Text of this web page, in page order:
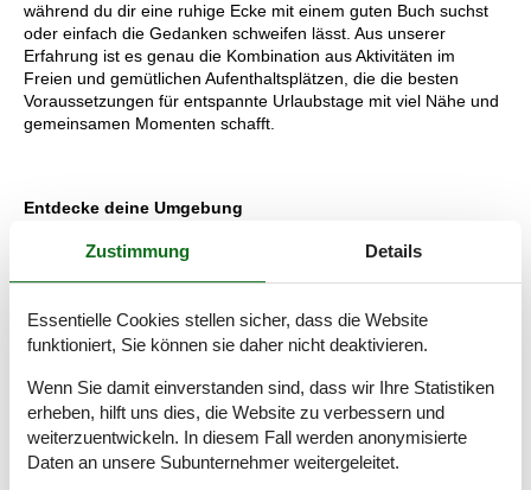
während du dir eine ruhige Ecke mit einem guten Buch suchst
oder einfach die Gedanken schweifen lässt. Aus unserer
Erfahrung ist es genau die Kombination aus Aktivitäten im
Freien und gemütlichen Aufenthaltsplätzen, die die besten
Voraussetzungen für entspannte Urlaubstage mit viel Nähe und
gemeinsamen Momenten schafft.
Entdecke deine Umgebung
entfernt, einem der beliebtesten Ferienorte an der dänischen
den Strand der Nordsee gehört fast dazu – spüre den Sand
zwischen den Zehen, lausche dem Rauschen der Wellen und
bietet die Umgebung auch einen Golfplatz, Angelseen sowie
Möglichkeiten für Fitness und Bowling. Wir empfehlen
außerdem einen Besuch in Hvide Sande, wo der Hafen, kleine
Fachgeschäfte und die besondere Atmosphäre dir einen
authentischen Einblick in das Leben zwischen Fjord und Meer
Zustimmung Details
Essentielle Cookies stellen sicher, dass die Website
funktioniert, Sie können sie daher nicht deaktivieren.
Wenn Sie damit einverstanden sind, dass wir Ihre Statistiken
erheben, hilft uns dies, die Website zu verbessern und
weiterzuentwickeln. In diesem Fall werden anonymisierte
Daten an unsere Subunternehmer weitergeleitet.